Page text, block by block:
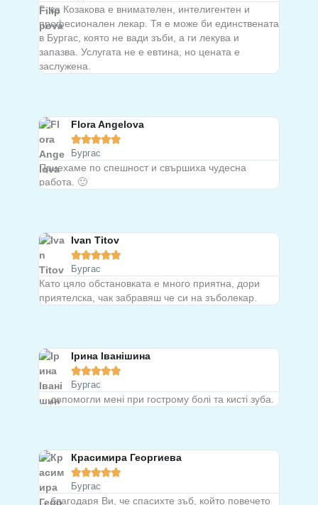
Г-жа Козакова е внимателен, интелигентен и
професионален лекар. Тя е може би единствената
в Бургас, която не вади зъби, а ги лекува и
запазва. Услугата не е евтина, но цената е
заслужена.
Flora Angelova

Бургас
Приехаме по спешност и свършиха чудесна
работа. 🙂
Ivan Titov

Бургас
Като цяло обстановката е много приятна, дори
приятелска, чак забравяш че си на зъболекар.
Ірина Іванішина

Бургас
... допомогли мені при гострому болі та кисті зуба.
Красимира Георгиева

Бургас
... благодаря Ви, че спасихте зъб, който повечето